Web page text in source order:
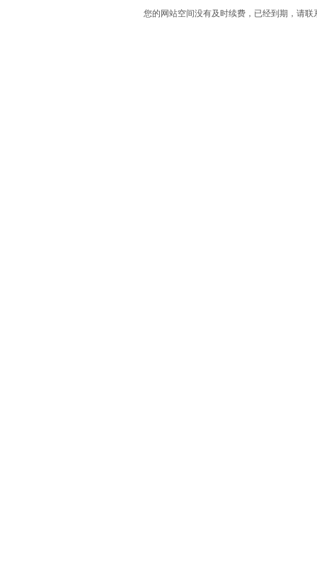
您的网站空间没有及时续费，已经到期，请